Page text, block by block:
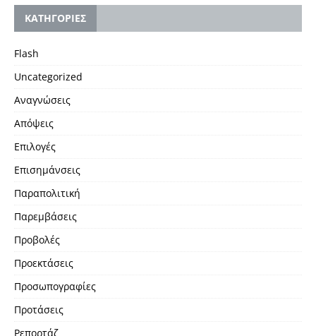
KΑΤΗΓΟΡΙΕΣ
Flash
Uncategorized
Αναγνώσεις
Απόψεις
Επιλογές
Επισημάνσεις
Παραπολιτική
Παρεμβάσεις
Προβολές
Προεκτάσεις
Προσωπογραφίες
Προτάσεις
Ρεπορτάζ